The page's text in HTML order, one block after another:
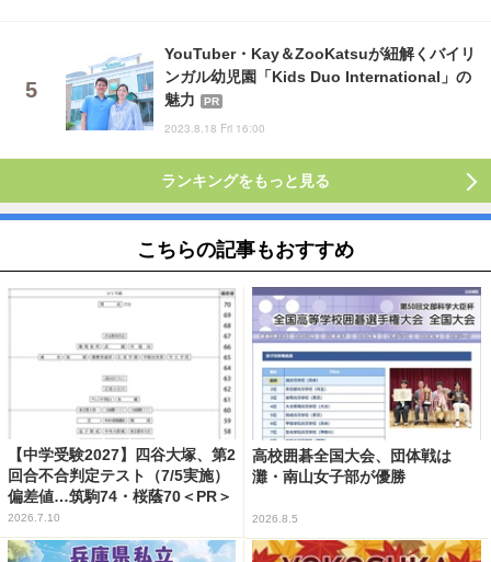
YouTuber・Kay＆ZooKatsuが紐解くバイリ
ンガル幼児園「Kids Duo International」の
魅力
PR
2023.8.18 Fri 16:00
ランキングをもっと見る
こちらの記事もおすすめ
【中学受験2027】四谷大塚、第2
回合不合判定テスト（7/5実施）
偏差値…筑駒74・桜蔭70＜PR＞
2026.7.10
高校囲碁全国大会、団体戦は
灘・南山女子部が優勝
2026.8.5